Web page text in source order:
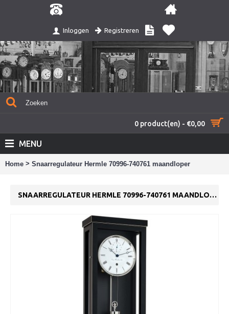
Inloggen Registreren
0 product(en) - €0,00
MENU
Home > Snaarregulateur Hermle 70996-740761 maandloper
SNAARREGULATEUR HERMLE 70996-740761 MAANDLOPER